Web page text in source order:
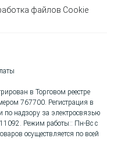
файлов Cookie
в Торговом реестре
767700. Регистрация в
по надзору за электросвязью
Режим работы:: Пн-Вс с
осуществляется по всей